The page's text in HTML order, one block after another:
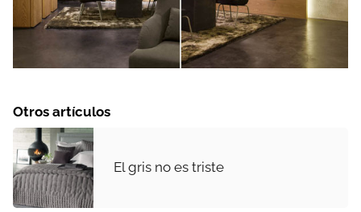
Otros artículos
El gris no es triste